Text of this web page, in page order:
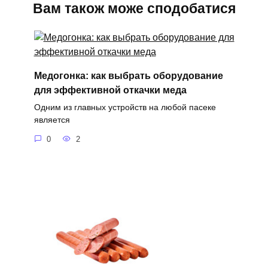
Вам також може сподобатися
Медогонка: как выбрать оборудование
для эффективной откачки меда
Одним из главных устройств на любой пасеке
является
0 2